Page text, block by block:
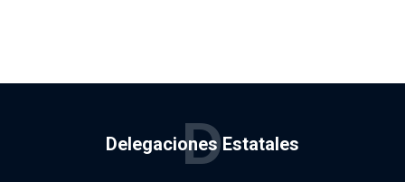
Delegaciones Estatales
D